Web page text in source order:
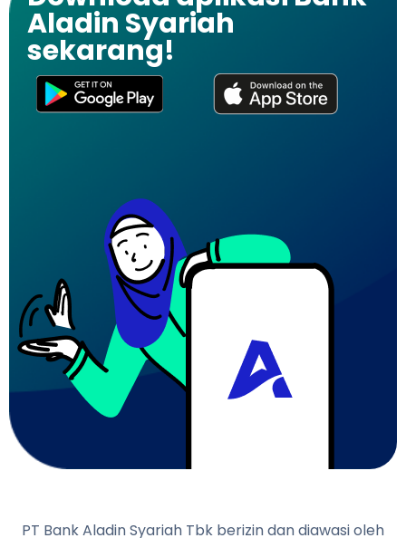
Aladin Syariah
sekarang!
PT Bank Aladin Syariah Tbk berizin dan diawasi oleh